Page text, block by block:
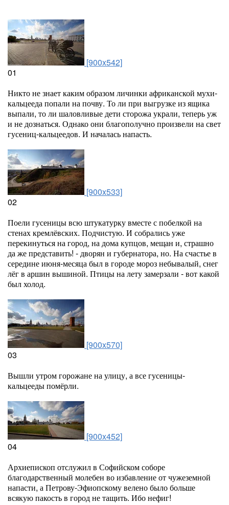
[900x542]
01
Никто не знает каким образом личинки африканской мухи-
кальцееда попали на почву. То ли при выгрузке из ящика
выпали, то ли шаловливые дети сторожа украли, теперь уж
и не дознаться. Однако они благополучно произвели на свет
гусениц-кальцеедов. И началась напасть.
[900x533]
02
Поели гусеницы всю штукатурку вместе с побелкой на
стенах кремлёвских. Подчистую. И собрались уже
перекинуться на город, на дома купцов, мещан и, страшно
да же представить! - дворян и губернатора, но. На счастье в
середине июня-месяца был в городе мороз небывалый, снег
лёг в аршин вышиной. Птицы на лету замерзали - вот какой
был холод.
[900x570]
03
Вышли утром горожане на улицу, а все гусеницы-
кальцееды помёрли.
[900x452]
04
Архиепископ отслужил в Софийском соборе
благодарственный молебен во избавление от чужеземной
напасти, а Петрову-Эфиопскому велено было больше
всякую пакость в город не тащить. Ибо нефиг!